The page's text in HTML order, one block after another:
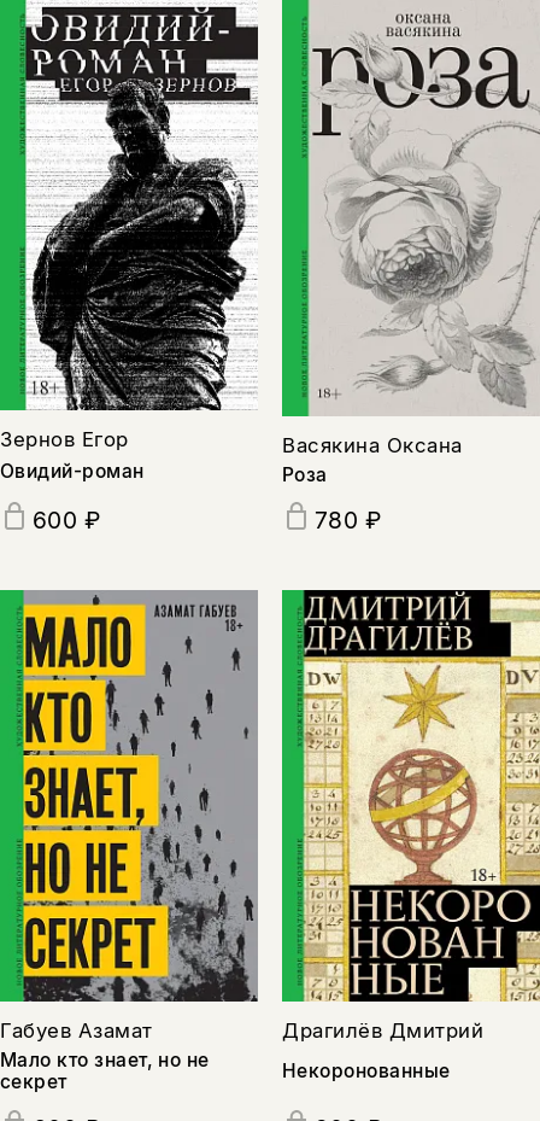
Зернов Егор
Овидий-роман
600 ₽
Васякина Оксана
Роза
780 ₽
Габуев Азамат
Мало кто знает, но не
секрет
Драгилёв Дмитрий
Некоронованные